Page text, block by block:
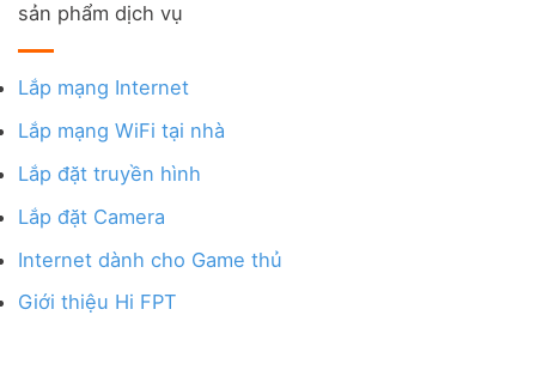
sản phẩm dịch vụ
Lắp mạng Internet
Lắp mạng WiFi tại nhà
Lắp đặt truyền hình
Lắp đặt Camera
Internet dành cho Game thủ
Giới thiệu Hi FPT